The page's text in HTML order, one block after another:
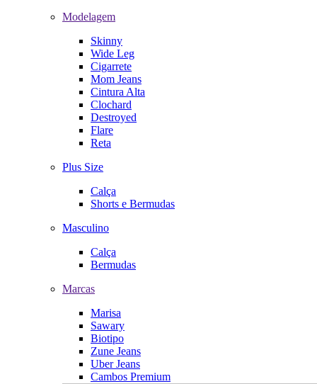
Modelagem
Skinny
Wide Leg
Cigarrete
Mom Jeans
Cintura Alta
Clochard
Destroyed
Flare
Reta
Plus Size
Calça
Shorts e Bermudas
Masculino
Calça
Bermudas
Marcas
Marisa
Sawary
Biotipo
Zune Jeans
Uber Jeans
Cambos Premium